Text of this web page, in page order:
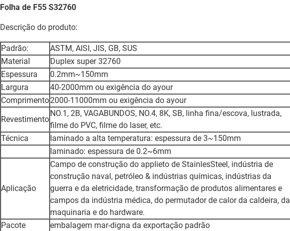
Folha de F55 S32760
Descrição do produto:
Padrão:
ASTM, AISI, JIS, GB, SUS
Material
Duplex super 32760
Espessura
0.2mm~150mm
Largura
40-2000mm ou exigência do ayour
Comprimento2000-11000mm ou exigência do ayour
Revestimento
NO.1, 2B, VAGABUNDOS, NO.4, 8K, SB, linha fina/escova, lustrada,
filme do PVC, filme do laser, etc.
Técnica
laminado a alta temperatura: espessura de 3~150mm
laminado: espessura de 0.2~6mm
Aplicação
Campo de construção do applieto de StainlesSteel, indústria de
construção naval, petróleo & indústrias químicas, indústrias da
guerra e da eletricidade, transformação de produtos alimentares e
campos da indústria médica, do permutador de calor da caldeira, da
maquinaria e do hardware.
Pacote
embalagem mar-digna da exportação padrão